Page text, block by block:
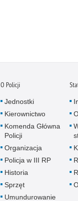
O Policji
Jednostki
Kierownictwo
Komenda Główna
Policji
Organizacja
Policja w III RP
Historia
Sprzęt
Umundurowanie